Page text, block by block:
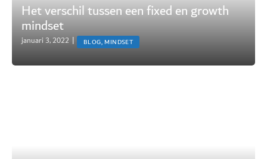
Het verschil tussen een fixed en growth
mindset
januari 3, 2022 | BLOG, MINDSET